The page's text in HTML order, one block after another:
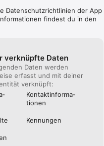
Datenschutz­richtlinien der App
findest du in den
verknüpfte Daten
Daten werden
erfasst und mit deiner
verknüpft:
Kontakt­informa­
tionen
Kennungen